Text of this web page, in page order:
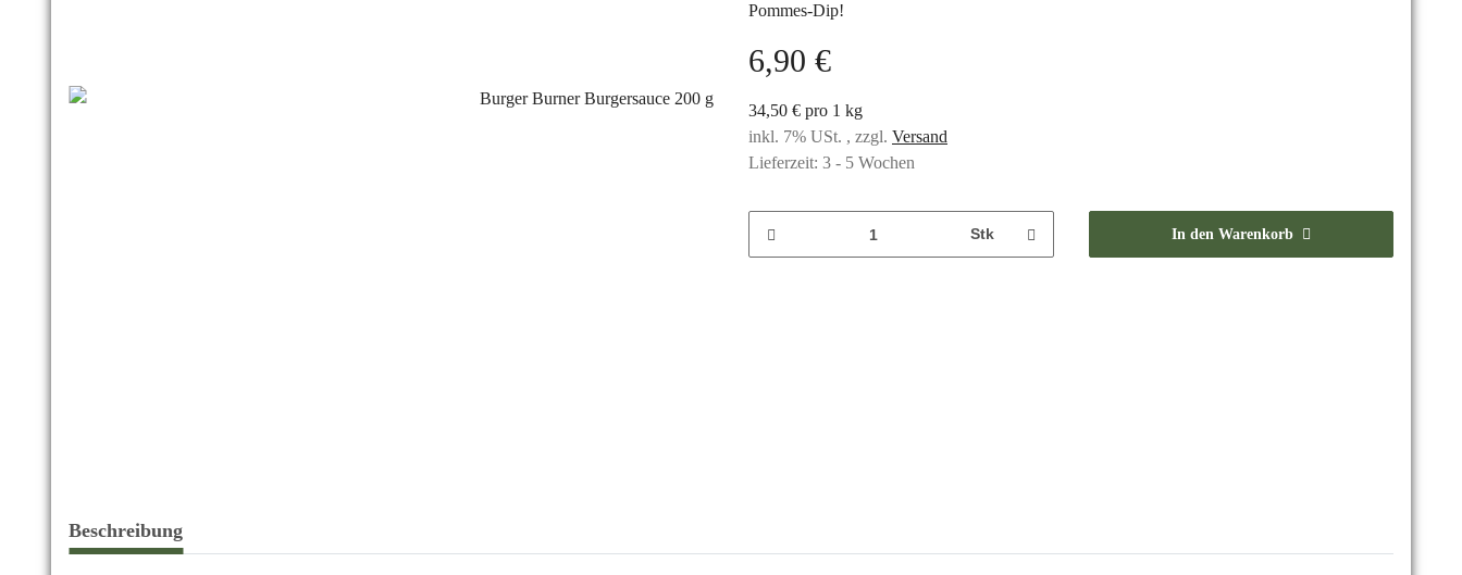
Pommes-Dip!
6,90 €
34,50 € pro 1 kg
inkl. 7% USt. , zzgl. Versand
Lieferzeit: 3 - 5 Wochen
Stk In den Warenkorb
Beschreibung